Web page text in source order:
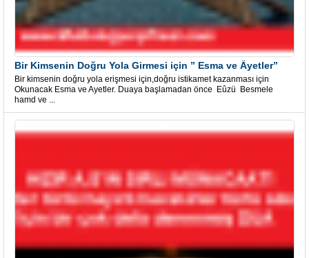
Bir Kimsenin Doğru Yola Girmesi için ” Esma ve Âyetler”
Bir kimsenin doğru yola erişmesi için,doğru istikamet kazanması için
Okunacak Esma ve Ayetler. Duaya başlamadan önce Eûzü Besmele
hamd ve ...